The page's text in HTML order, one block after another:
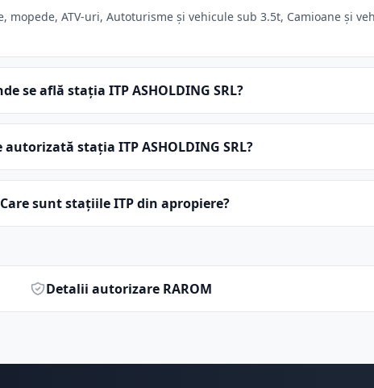
mopede, ATV-uri, Autoturisme și vehicule sub 3.5t, Camioane și
se află stația ITP ASHOLDING SRL?
autorizată stația ITP ASHOLDING SRL?
Care sunt stațiile ITP din apropiere?
Detalii autorizare RAROM